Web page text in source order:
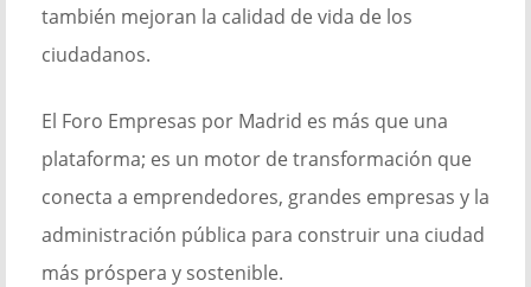
también mejoran la calidad de vida de los
ciudadanos.
El Foro Empresas por Madrid es más que una
plataforma; es un motor de transformación que
conecta a emprendedores, grandes empresas y la
administración pública para construir una ciudad
más próspera y sostenible.